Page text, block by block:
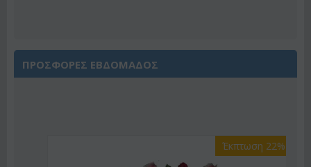
ΠΡΟΣΦΟΡΕΣ ΕΒΔΟΜΑΔΟΣ
Έκπτωση 22%